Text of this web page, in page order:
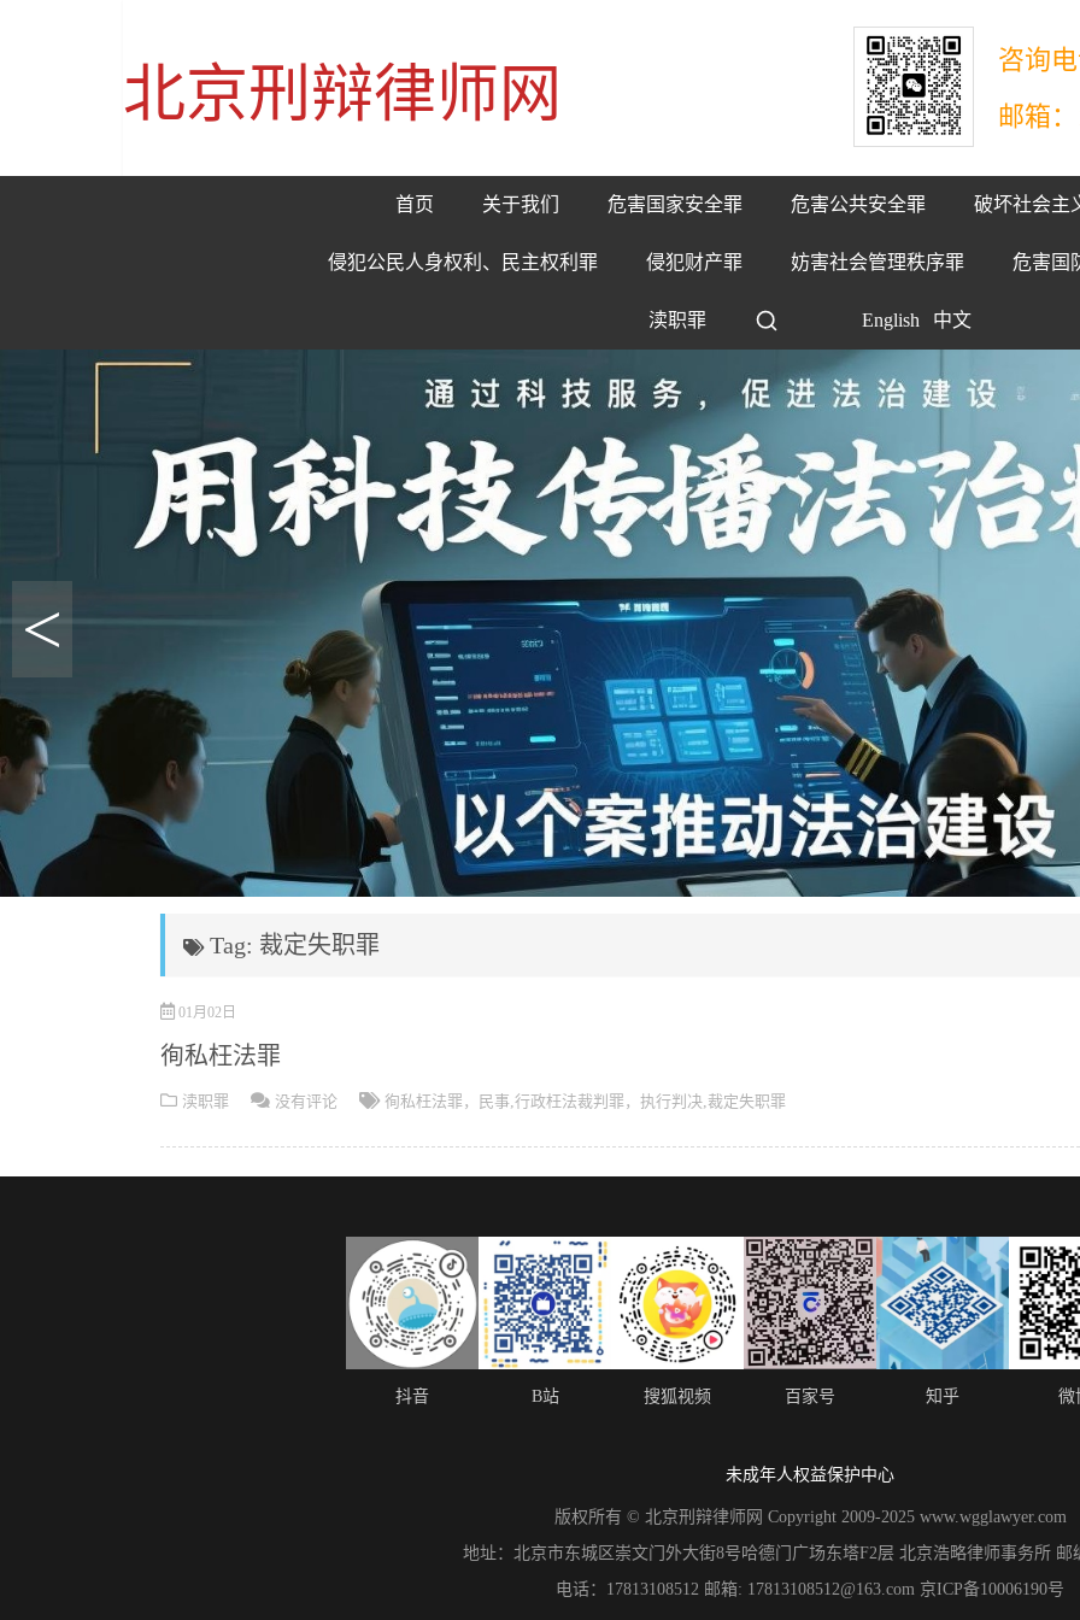
北京刑辩律师网
咨询
邮箱：
首页 关于我们 危害国家安全罪 危害公共安全罪 破坏社会主
侵犯公民人身权利、民主权利罪 侵犯财产罪 妨害社会管理秩序罪 危害国
渎职罪 English 中文
<
Tag: 裁定失职罪
01月02日
徇私枉法罪
渎职罪 没有评论 徇私枉法罪，民事, 行政枉法裁判罪，执行判决, 裁定失职罪
抖音 B站 搜狐视频 百家号 知乎 微
未成年人权益保护中心
版权所有 © 北京刑辩律师网 Copyright 2009-2025 www.wgglawyer.com
地址：北京市东城区崇文门外大街8号哈德门广场东塔F2层 北京浩略律师事务所 邮
电话：17813108512 邮箱: 17813108512@163.com 京ICP备10006190号